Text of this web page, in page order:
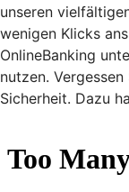
unseren
wenigen Klicks
OnlineBanking
nutzen.
Sicherheit. Dazu